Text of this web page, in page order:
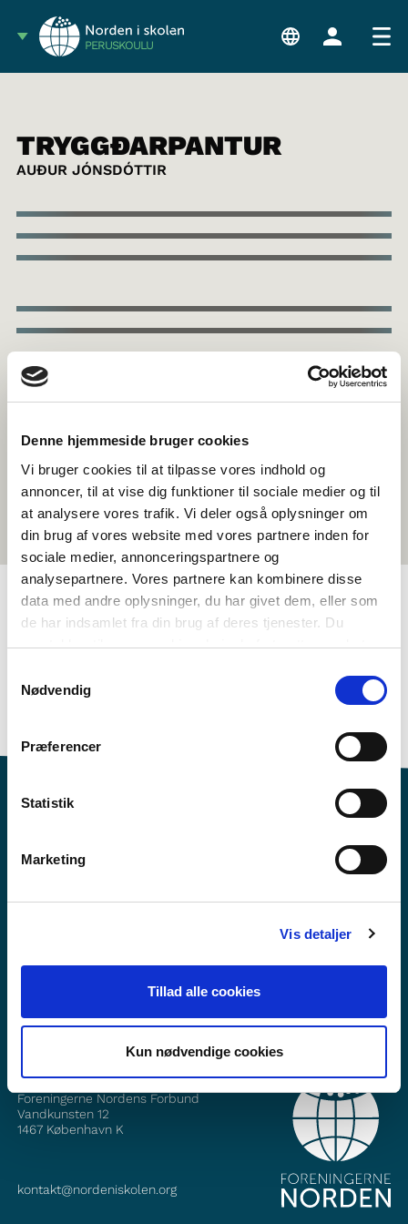
Denne hjemmeside bruger cookies
Vi bruger cookies til at tilpasse vores indhold og
annoncer, til at vise dig funktioner til sociale medier og til
at analysere vores trafik. Vi deler også oplysninger om
din brug af vores website med vores partnere inden for
sociale medier, annonceringspartnere og
analysepartnere. Vores partnere kan kombinere disse
data med andre oplysninger, du har givet dem, eller som
de har indsamlet fra din brug af deres tjenester. Du
samtykker til vores cookies, hvis du fortsætter med at
Nødvendig
Præferencer
Statistik
Marketing
Vis detaljer
Tillad alle cookies
Kun nødvendige cookies
PERUSKOULU
TAGS
Pohjoismaisen kirjallisuuden ymmärtäminen
Islanti
TRYGGÐARPANTUR
AUÐUR JÓNSDÓTTIR
Seuraa meitä Instagramissa
YHTEYSTIEDOT
Foreningerne Nordens Forbund
Vandkunsten 12
1467 København K
kontakt@nordeniskolen.org